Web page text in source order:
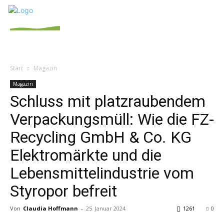
Start Magazin
Magazin
Schluss mit platzraubendem
Verpackungsmüll: Wie die FZ-
Recycling GmbH & Co. KG
Elektromärkte und die
Lebensmittelindustrie vom
Styropor befreit
Von Claudia Hoffmann - 25. Januar 2024 0
1261